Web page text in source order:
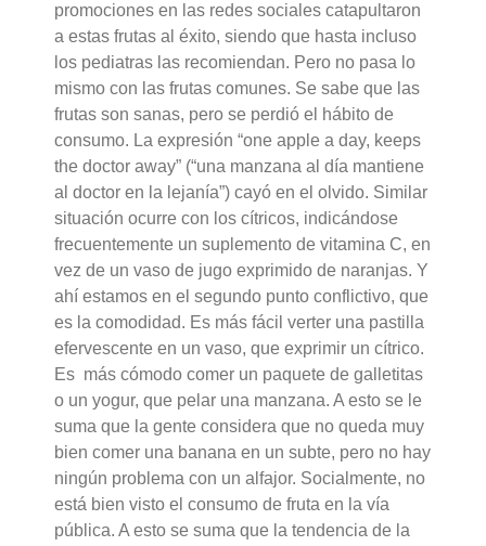
promociones en las redes sociales catapultaron
a estas frutas al éxito, siendo que hasta incluso
los pediatras las recomiendan. Pero no pasa lo
mismo con las frutas comunes. Se sabe que las
frutas son sanas, pero se perdió el hábito de
consumo. La expresión “one apple a day, keeps
the doctor away” (“una manzana al día mantiene
al doctor en la lejanía”) cayó en el olvido. Similar
situación ocurre con los cítricos, indicándose
frecuentemente un suplemento de vitamina C, en
vez de un vaso de jugo exprimido de naranjas. Y
ahí estamos en el segundo punto conflictivo, que
es la comodidad. Es más fácil verter una pastilla
efervescente en un vaso, que exprimir un cítrico.
Es más cómodo comer un paquete de galletitas
o un yogur, que pelar una manzana. A esto se le
suma que la gente considera que no queda muy
bien comer una banana en un subte, pero no hay
ningún problema con un alfajor. Socialmente, no
está bien visto el consumo de fruta en la vía
pública. A esto se suma que la tendencia de la